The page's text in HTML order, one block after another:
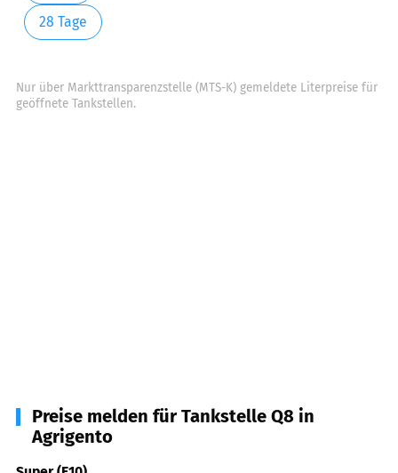
28 Tage
Nur über Markttransparenzstelle (MTS-K) gemeldete Literpreise für
geöffnete Tankstellen.
Preise melden für Tankstelle Q8 in
Agrigento